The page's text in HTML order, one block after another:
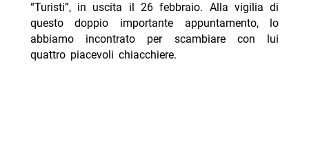
“Turisti”, in uscita il 26 febbraio. Alla vigilia di
questo doppio importante appuntamento, lo
abbiamo incontrato per scambiare con lui
quattro piacevoli chiacchiere.